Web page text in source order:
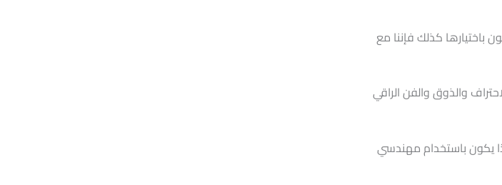
باختيارها كذلك فإننا مع
والذوق والفن الراقي
يكون باستخدام مهندسي